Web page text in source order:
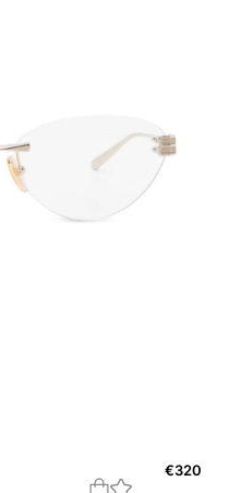
€320